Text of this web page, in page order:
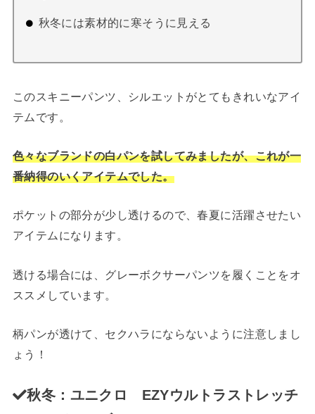
秋冬には素材的に寒そうに見える
このスキニーパンツ、シルエットがとてもきれいなアイ
テムです。
色々なブランドの白パンを試してみましたが、これが一
番納得のいくアイテムでした。
ポケットの部分が少し透けるので、春夏に活躍させたい
アイテムになります。
透ける場合には、グレーボクサーパンツを履くことをオ
ススメしています。
柄パンが透けて、セクハラにならないように注意しまし
ょう！
秋冬：ユニクロ EZYウルトラストレッチ